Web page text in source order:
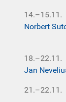
14.–15.11.
Norbert
18.–22.11.
Jan
21.–22.11.